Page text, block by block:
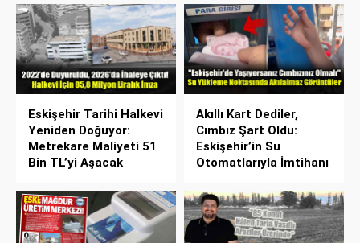
Eskişehir Tarihi Halkevi
Yeniden Doğuyor:
Metrekare Maliyeti 51
Bin TL’yi Aşacak
Akıllı Kart Dediler,
Cımbız Şart Oldu:
Eskişehir’in Su
Otomatlarıyla İmtihanı